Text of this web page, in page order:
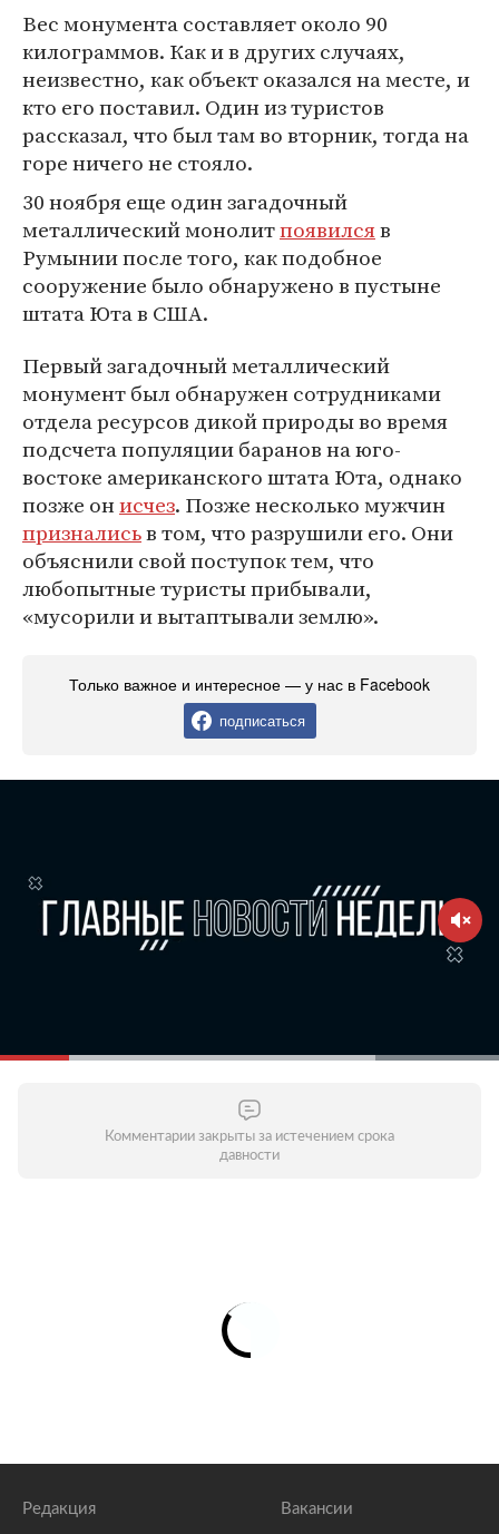
Вес монумента составляет около 90
килограммов. Как и в других случаях,
неизвестно, как объект оказался на месте, и
кто его поставил. Один из туристов
рассказал, что был там во вторник, тогда на
горе ничего не стояло.
30 ноября еще один загадочный
металлический монолитпоявилсяв
Румынии после того, как подобное
сооружение было обнаружено в пустыне
штата Юта в США.
Первый загадочный металлический
монумент был обнаружен сотрудниками
отдела ресурсов дикой природы во время
подсчета популяции баранов на юго-
востоке американского штата Юта, однако
позже онисчез. Позже несколько мужчин
призналисьв том, что разрушили его. Они
объяснили свой поступок тем, что
любопытные туристы прибывали,
«мусорили и вытаптывали землю».
Только важное и интересное — у нас в Facebook
подписаться
Комментарии закрыты за истечением срока
давности
Редакция Вакансии